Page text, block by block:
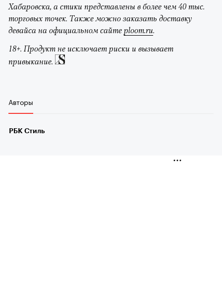
Хабаровска, а стики представлены в более чем 40 тыс.
торговых точек. Также можно заказать доставку
девайса на официальном сайте ploom.ru.
18+. Продукт не исключает риски и вызывает
привыкание.
Авторы
РБК Стиль